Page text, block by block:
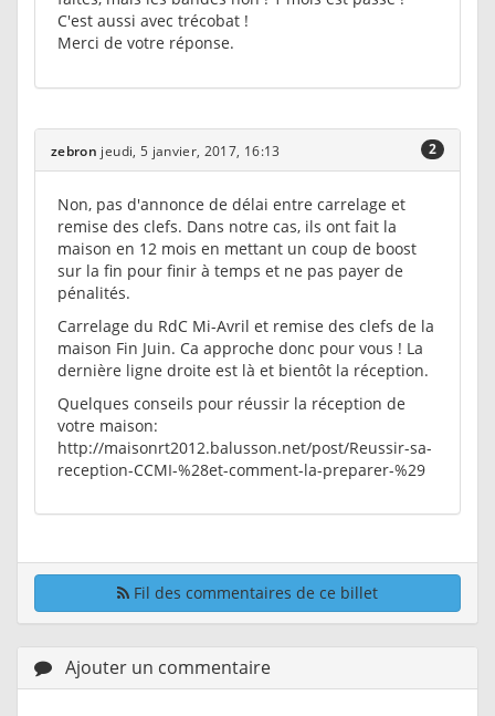
C'est aussi avec trécobat !
Merci de votre réponse.
zebron jeudi, 5 janvier, 2017, 16:13 2
Non, pas d'annonce de délai entre carrelage et
remise des clefs. Dans notre cas, ils ont fait la
maison en 12 mois en mettant un coup de boost
sur la fin pour finir à temps et ne pas payer de
pénalités.
Carrelage du RdC Mi-Avril et remise des clefs de la
maison Fin Juin. Ca approche donc pour vous ! La
dernière ligne droite est là et bientôt la réception.
Quelques conseils pour réussir la réception de
votre maison:
http://maisonrt2012.balusson.net/post/Reussir-sa-
reception-CCMI-%28et-comment-la-preparer-%29
Fil des commentaires de ce billet
Ajouter un commentaire